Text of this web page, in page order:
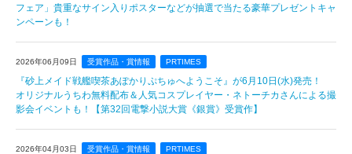
フェア」貴重なサイン入りポスターなどが抽選で当たる豪華プレゼントキャ
ンペーンも！
2026年06月09日 受賞作品・賞情報 PRTIMES
『砂上メイド戦艦喫茶あぽかりぷちゅへようこそ』が6月10日(水)発売！
オリジナルうちわ無料配布＆人気コスプレイヤー・ネトーチカさんによる撮
影会イベントも！【第32回電撃小説大賞《銀賞》受賞作】
2026年04月03日 受賞作品・賞情報 PRTIMES